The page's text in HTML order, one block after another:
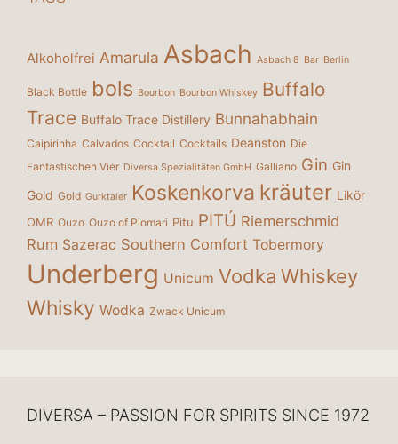
Alkoholfrei Amarula Asbach Asbach 8 Bar Berlin
Black Bottle bols Bourbon Bourbon Whiskey Buffalo
Trace Buffalo Trace Distillery Bunnahabhain
Caipirinha Calvados Cocktail Cocktails Deanston Die
Fantastischen Vier Diversa Spezialitäten GmbH Galliano Gin Gin
Gold Gold Gurktaler Koskenkorva kräuter Likör
OMR Ouzo Ouzo of Plomari Pitu PITÚ Riemerschmid
Rum Sazerac Southern Comfort Tobermory
Underberg Unicum Vodka Whiskey
Whisky Wodka Zwack Unicum
DIVERSA – PASSION FOR SPIRITS SINCE 1972